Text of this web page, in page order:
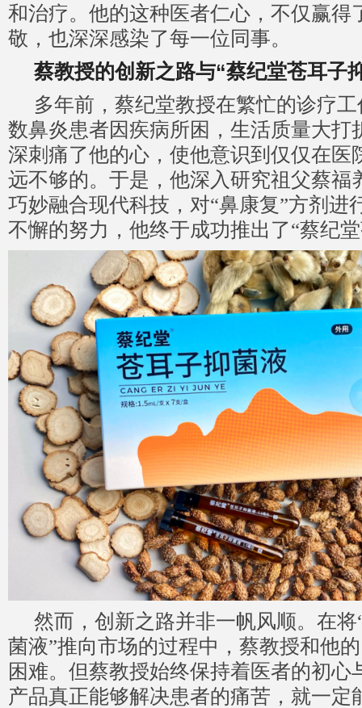
和治疗。他的这种医者仁心，不仅赢得
敬，也深深感染了每一位同事。
蔡教授的创新之路与“蔡纪堂苍耳子
多年前，蔡纪堂教授在繁忙的诊疗
数鼻炎患者因疾病所困，生活质量大打
深刺痛了他的心，使他意识到仅仅在医
远不够的。于是，他深入研究祖父蔡福
巧妙融合现代科技，对“鼻康复”方剂进
不懈的努力，他终于成功推出了“蔡纪
然而，创新之路并非一帆风顺。在
菌液”推向市场的过程中，蔡教授和他
困难。但蔡教授始终保持着医者的初心
产品真正能够解决患者的痛苦，就一定